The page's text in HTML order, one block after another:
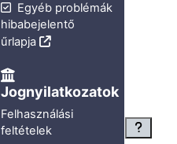
Egyéb problémák
hibabejelentő
űrlapja
Jognyilatkozatok
Felhasználási
feltételek